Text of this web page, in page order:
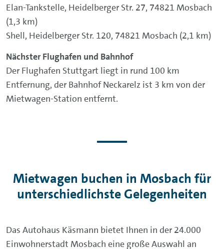
Elan-Tankstelle, Heidelberger Str. 27, 74821 Mosbach
(1,3 km)
Shell, Heidelberger Str. 120, 74821 Mosbach (2,1 km)
Nächster Flughafen und Bahnhof
Der Flughafen Stuttgart liegt in rund 100 km
Entfernung, der Bahnhof Neckarelz ist 3 km von der
Mietwagen-Station entfernt.
Mietwagen buchen in Mosbach für
unterschiedlichste Gelegenheiten
Das Autohaus Käsmann bietet Ihnen in der 24.000
Einwohnerstadt Mosbach eine große Auswahl an